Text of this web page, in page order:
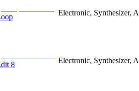
Electronic, Synthesizer,
8
Electronic, Synthesizer,